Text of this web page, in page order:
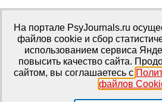
Портал психологических изданий
Правила использования материалов
Свидетельство регистрации СМИЭл №
2016 г.
Издатель: ФГБОУ ВО МГППУ
На портале PsyJournals.ru
файлов cookie и сбор
использованием сервиса
повысить качество сайта.
сайтом, вы соглашаетесь с
файлов